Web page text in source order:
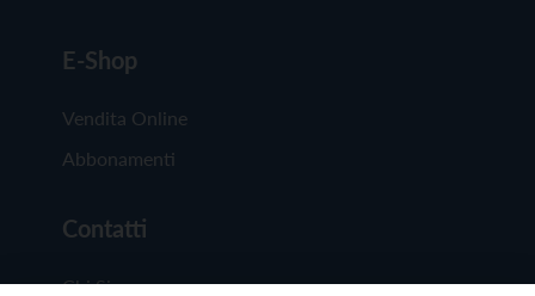
E-Shop
Vendita Online
Abbonamenti
Contatti
Chi Siamo